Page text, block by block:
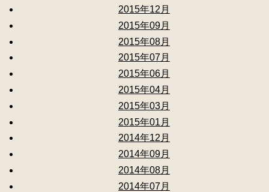
2015年12月
2015年09月
2015年08月
2015年07月
2015年06月
2015年04月
2015年03月
2015年01月
2014年12月
2014年09月
2014年08月
2014年07月